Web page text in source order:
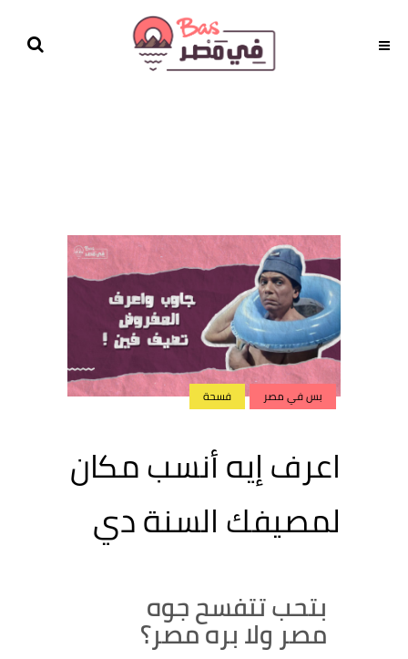
بس في مصر فسحة
اعرف إيه أنسب مكان
لمصيفك السنة دي
بتحب تتفسح جوه
مصر ولا بره مصر؟